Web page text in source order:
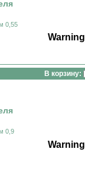
0,55
Warning
В корзину:
0,9
Warning